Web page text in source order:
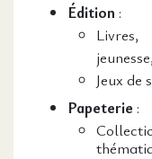
Édition :
Jeux de
Papeterie :